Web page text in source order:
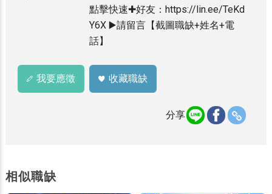
點擊快速✚好友：https://lin.ee/TeKd
Y6X ▶️請留言【截圖職缺+姓名+電
話】
分享
我要應徵 收藏職缺
相似職缺